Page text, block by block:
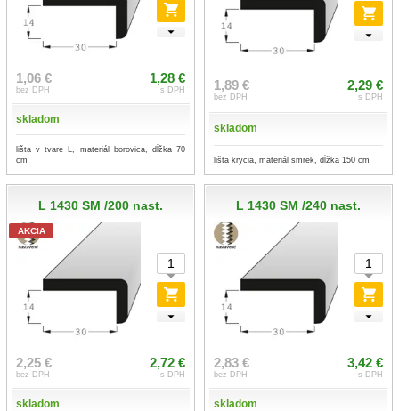
1,06 €
bez DPH
1,28 €
s DPH
skladom
lišta v tvare L, materiál borovica, dĺžka 70
cm
1,89 €
bez DPH
2,29 €
s DPH
skladom
lišta krycia, materiál smrek, dĺžka 150 cm
L 1430 SM /200 nast.
AKCIA
2,25 €
bez DPH
2,72 €
s DPH
skladom
L 1430 SM /240 nast.
2,83 €
bez DPH
3,42 €
s DPH
skladom